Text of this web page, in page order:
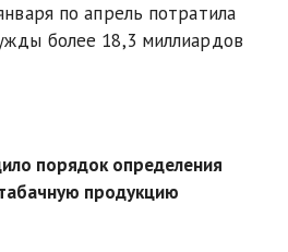
по апрель потратила
более 18,3 миллиардов
порядок определения
продукцию